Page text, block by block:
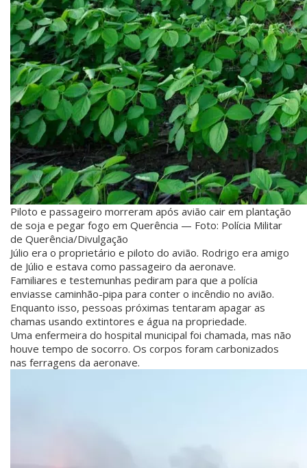
Piloto e passageiro morreram após avião cair em plantação
de soja e pegar fogo em Querência — Foto: Polícia Militar
de Querência/Divulgação
Júlio era o proprietário e piloto do avião. Rodrigo era amigo
de Júlio e estava como passageiro da aeronave.
Familiares e testemunhas pediram para que a polícia
enviasse caminhão-pipa para conter o incêndio no avião.
Enquanto isso, pessoas próximas tentaram apagar as
chamas usando extintores e água na propriedade.
Uma enfermeira do hospital municipal foi chamada, mas não
houve tempo de socorro. Os corpos foram carbonizados
nas ferragens da aeronave.